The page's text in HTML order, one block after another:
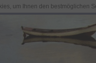
um Ihnen den bestmöglichen